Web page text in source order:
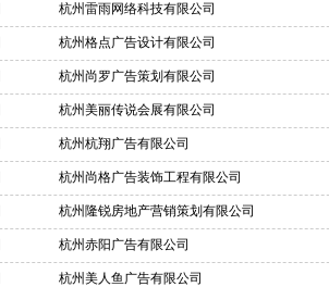
杭州雷雨网络科技有限公司
杭州格点广告设计有限公司
杭州尚罗广告策划有限公司
杭州美丽传说会展有限公司
杭州杭翔广告有限公司
杭州尚格广告装饰工程有限公司
杭州隆锐房地产营销策划有限公司
杭州赤阳广告有限公司
杭州美人鱼广告有限公司